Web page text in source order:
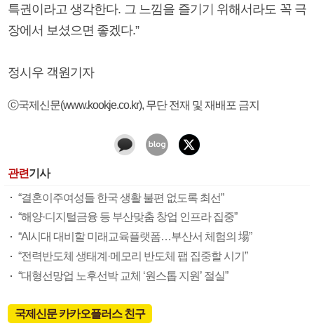
특권이라고 생각한다. 그 느낌을 즐기기 위해서라도 꼭 극
장에서 보셨으면 좋겠다.”
정시우 객원기자
ⓒ국제신문(www.kookje.co.kr), 무단 전재 및 재배포 금지
관련기사
“결혼이주여성들 한국 생활 불편 없도록 최선”
“해양·디지털금융 등 부산맞춤 창업 인프라 집중”
“AI시대 대비할 미래교육플랫폼…부산서 체험의 場”
“전력반도체 생태계·메모리 반도체 팹 집중할 시기”
“대형선망업 노후선박 교체 ‘원스톱 지원’ 절실”
국제신문 카카오플러스 친구